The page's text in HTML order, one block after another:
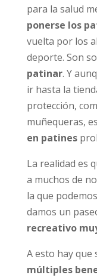
para la salud
ponerse los
vuelta por los
deporte. Son
patinar. Y
ir hasta la
protección,
muñequeras,
en patines
La realidad es
a muchos de
la que
damos un
recreativo
A esto hay
múltiples